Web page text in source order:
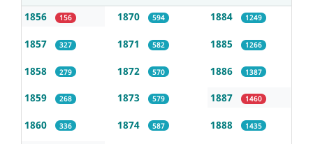
1856 156
1857 327
1858 279
1859 268
1860 336
1870 594
1871 582
1872 570
1873 579
1874 587
1884 1249
1885 1266
1886 1387
1887 1460
1888 1435